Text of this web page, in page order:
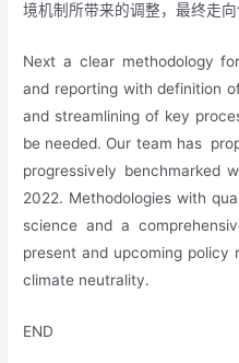
境机制所带来的调整，最终走向
Next a clear methodology
and reporting with definition
and streamlining of key
be needed. Our team has
progressively benchmarked
2022. Methodologies with
science and a
present and upcoming policy
climate neutrality.
END